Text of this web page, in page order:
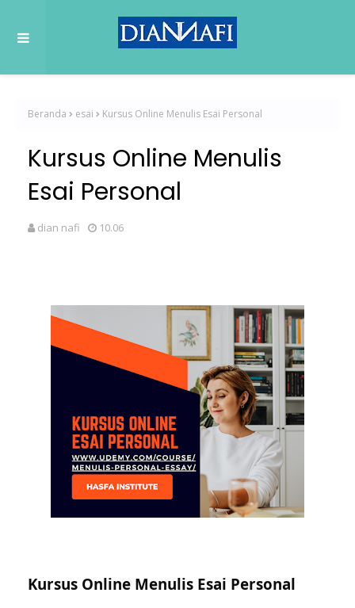
Beranda esai Kursus Online Menulis Esai Personal
Kursus Online Menulis
Esai Personal
dian nafi 10.06
Kursus Online Menulis Esai Personal